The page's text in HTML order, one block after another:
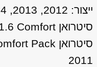
ייצור: 2012, 2013, 2014
סיטרואן C3 1.6 Comfort שנות ייצור: 2010, 2011
2011